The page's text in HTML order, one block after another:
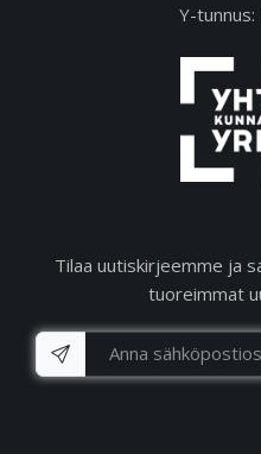
Y-
Tilaa uutiskirjeemme ja
tuoreimmat